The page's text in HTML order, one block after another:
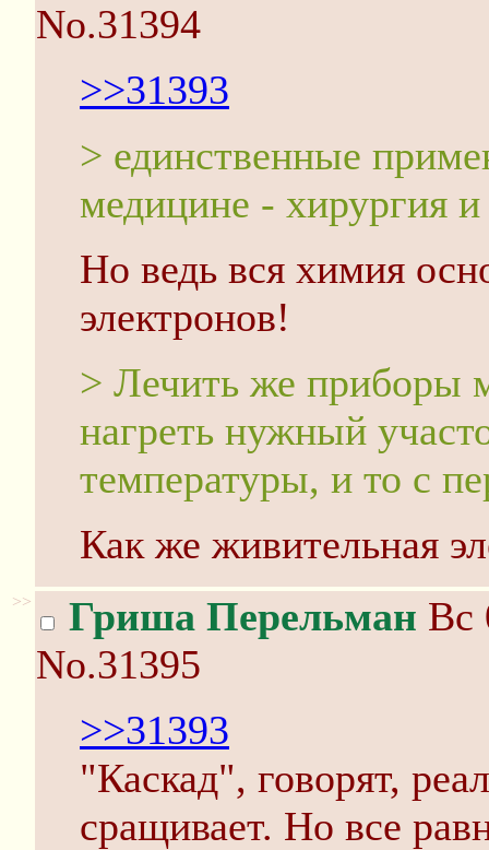
No.31394
>>31393
> единственные
медицине - хирургия и
Но ведь вся химия
электронов!
> Лечить же приборы
нагреть нужный
температуры, и то с
Как же живительная
>> Гриша Перельман Вс
No.31395
>>31393
"Каскад", говорят,
сращивает. Но все